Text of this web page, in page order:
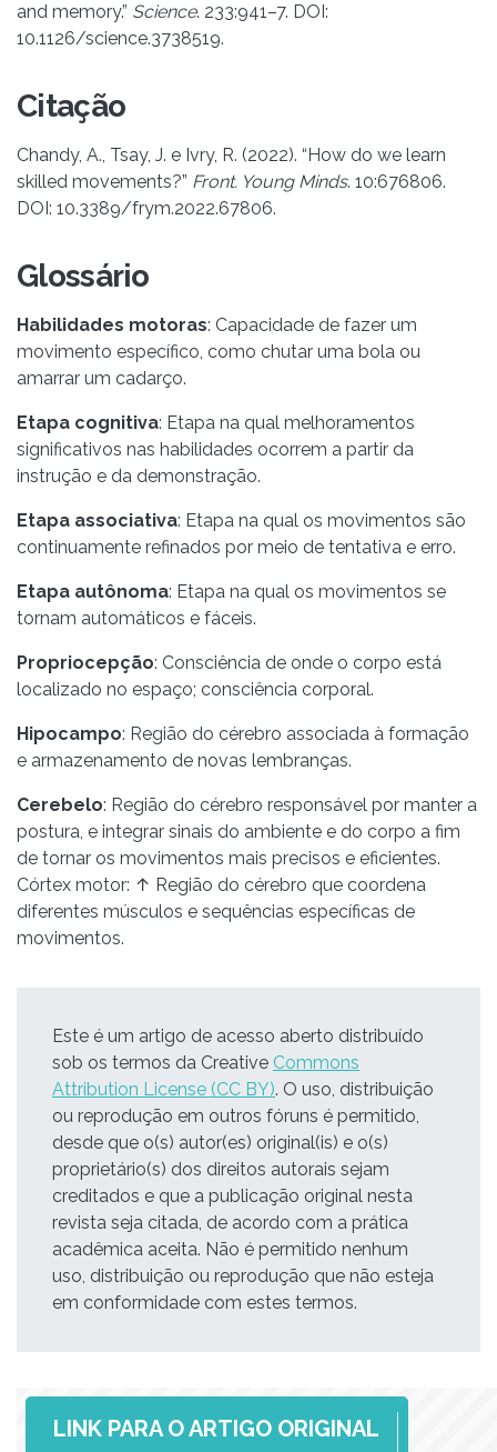
and memory.” Science. 233:941–7. DOI:
10.1126/science.3738519.
Citação
Chandy, A., Tsay, J. e Ivry, R. (2022). “How do we learn
skilled movements?” Front. Young Minds. 10:676806.
DOI: 10.3389/frym.2022.67806.
Glossário
Habilidades motoras: Capacidade de fazer um
movimento específico, como chutar uma bola ou
amarrar um cadarço.
Etapa cognitiva: Etapa na qual melhoramentos
significativos nas habilidades ocorrem a partir da
instrução e da demonstração.
Etapa associativa: Etapa na qual os movimentos são
continuamente refinados por meio de tentativa e erro.
Etapa autônoma: Etapa na qual os movimentos se
tornam automáticos e fáceis.
Propriocepção: Consciência de onde o corpo está
localizado no espaço; consciência corporal.
Hipocampo: Região do cérebro associada à formação
e armazenamento de novas lembranças.
Cerebelo: Região do cérebro responsável por manter a
postura, e integrar sinais do ambiente e do corpo a fim
de tornar os movimentos mais precisos e eficientes.
Córtex motor: ↑ Região do cérebro que coordena
diferentes músculos e sequências específicas de
movimentos.
Este é um artigo de acesso aberto distribuído
sob os termos da Creative Commons
Attribution License (CC BY). O uso, distribuição
ou reprodução em outros fóruns é permitido,
desde que o(s) autor(es) original(is) e o(s)
proprietário(s) dos direitos autorais sejam
creditados e que a publicação original nesta
revista seja citada, de acordo com a prática
acadêmica aceita. Não é permitido nenhum
uso, distribuição ou reprodução que não esteja
em conformidade com estes termos.
LINK PARA O ARTIGO ORIGINAL